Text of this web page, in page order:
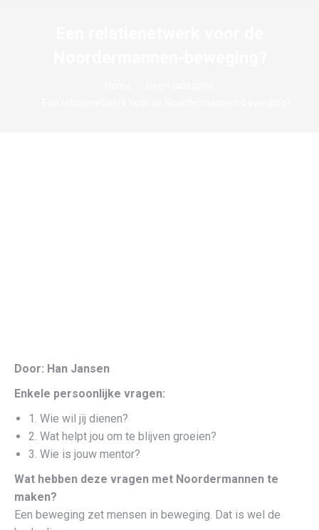
Door: Han Jansen
Enkele persoonlijke vragen:
1. Wie wil jij dienen?
2. Wat helpt jou om te blijven groeien?
3. Wie is jouw mentor?
Wat hebben deze vragen met Noordermannen te
maken?
Een beweging zet mensen in beweging. Dat is wel de